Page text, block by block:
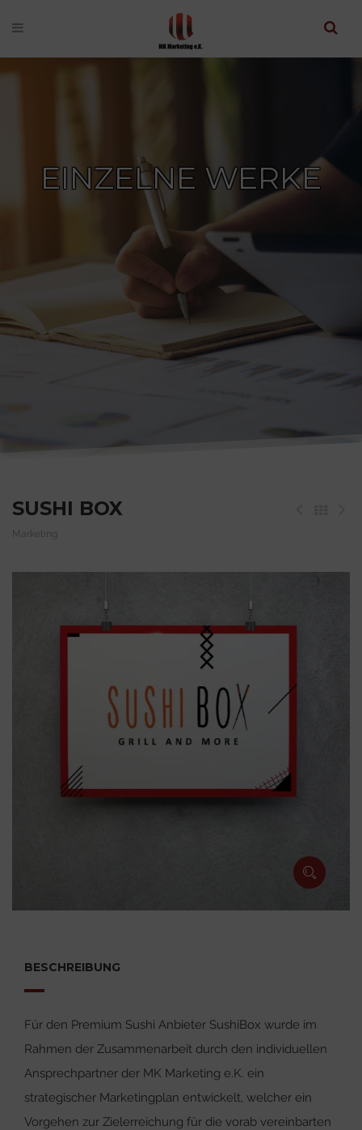
EINZELNE WERKE
SUSHI BOX
Marketing
BESCHREIBUNG
Für den Premium Sushi Anbieter SushiBox wurde im
Rahmen der Zusammenarbeit durch den individuellen
Ansprechpartner der MK Marketing e.K. ein
strategischer Marketingplan entwickelt, welcher ein
Vorgehen zur Zielerreichung für die vorab vereinbarten